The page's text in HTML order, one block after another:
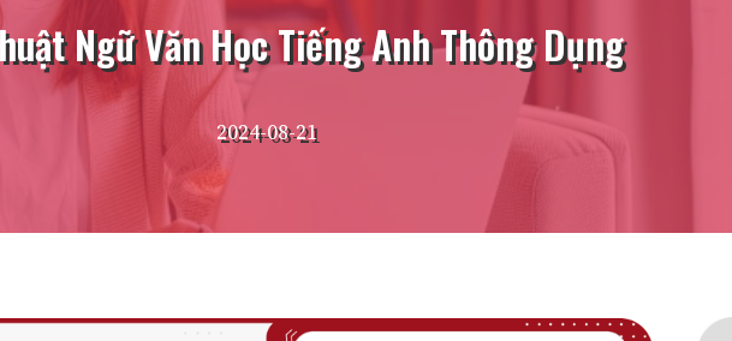
Ngữ Văn Học Tiếng Anh Thông Dụng
2024-08-21